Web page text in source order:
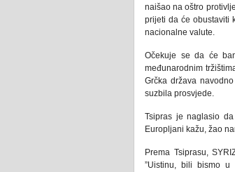
naišao na oštro
prijeti da će obustaviti
nacionalne valute.
Očekuje se da će
međunarodnim
Grčka država
suzbila prosvjede.
Tsipras je naglasio
Europljani kažu, žao
Prema Tsiprasu,
”Uistinu, bili bismo